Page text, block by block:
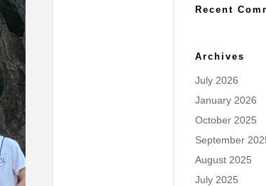
Recent
Archives
July 2026
January 2026
October 2025
September
August 2025
July 2025